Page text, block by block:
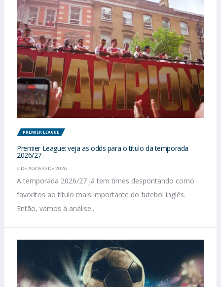
PREMIER LEAGUE
Premier League: veja as odds para o título da temporada
2026/27
6 DE AGOSTO DE 2026
A temporada 2026/27 já tem times despontando como
favoritos ao título mais importante do futebol inglês.
Então, vamos à análise...